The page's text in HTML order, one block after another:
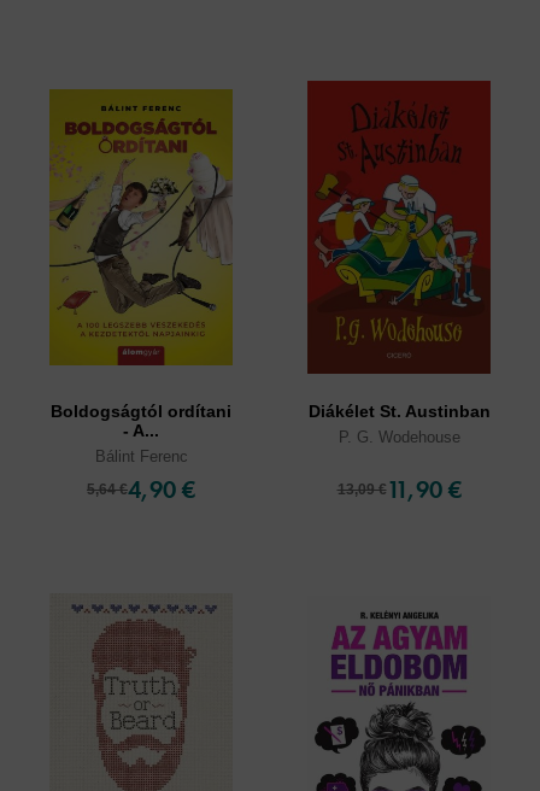
Boldogságtól ordítani
- A...
Bálint Ferenc
5,64 €4,90 €
Diákélet St. Austinban
P. G. Wodehouse
13,09 € 11,90 €